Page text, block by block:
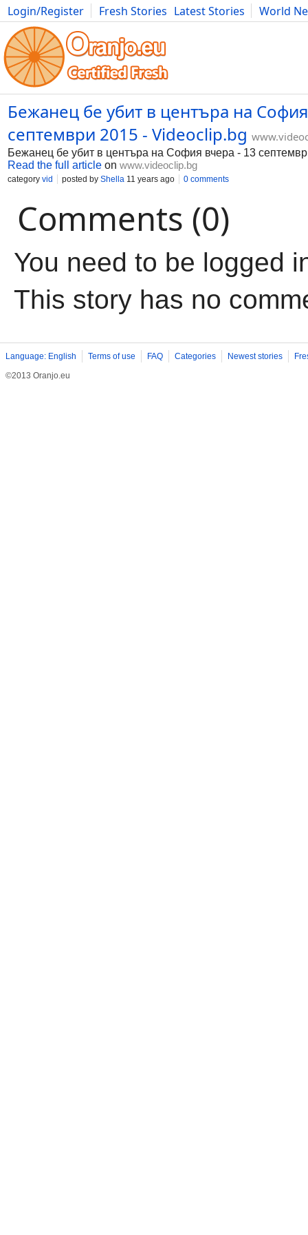
Login/Register Fresh Stories Latest Stories
World
Movies Anime Music Art Cars Advice Science
Бежанец бе убит в центъра на
септември 2015 - Videoclip.bg
Бежанец бе убит в центъра на София вчера - 13
Read the full article on www.videoclip.bg
category vid posted by Shella 11 years ago 0 comments
Comments (0)
You need to be logged
This story has no
Language: English Terms of use FAQ Categories Newest stories
©2013 Oranjo.eu